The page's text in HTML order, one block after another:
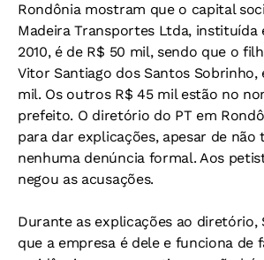
Rondônia mostram que o capital
Madeira Transportes Ltda, instituída
2010, é de R$ 50 mil, sendo que o
Vitor Santiago dos Santos Sobrinho,
mil. Os outros R$ 45 mil estão no
prefeito. O diretório do PT em
para dar explicações, apesar de não
nenhuma denúncia formal. Aos
negou as acusações.
Durante as explicações ao diretório,
que a empresa é dele e funciona de